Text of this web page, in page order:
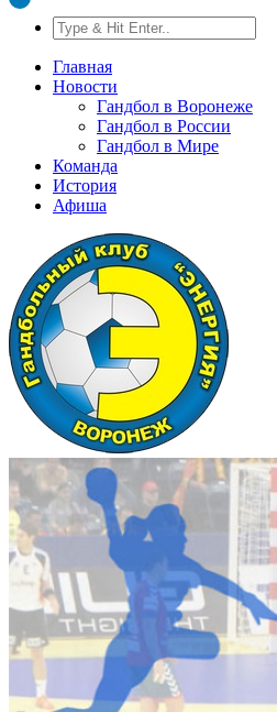
Главная
Новости
Гандбол в Воронеже
Гандбол в России
Гандбол в Мире
Команда
История
Афиша